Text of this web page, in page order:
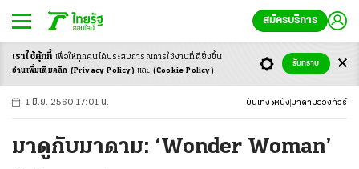
สมัครบริการ
-ก ก ก+
1 มิ.ย. 2560 17:01 น. บันเทิง หนัง มาดามอองทัวร์
มาดูกับมาดาม: ‘Wonder Woman’
เราใช้คุ้กกี้ เพื่อให้ทุกคนได้ประสบการณ์การใช้งานที่ดียิ่งขึ้น
อ่านเพิ่มเติมคลิก (Privacy Policy) และ (Cookie Policy)
รับทราบ